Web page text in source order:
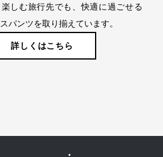
しむ旅行先でも、快適に過ごせる
パンツを取り揃えています。
詳しくはこちら